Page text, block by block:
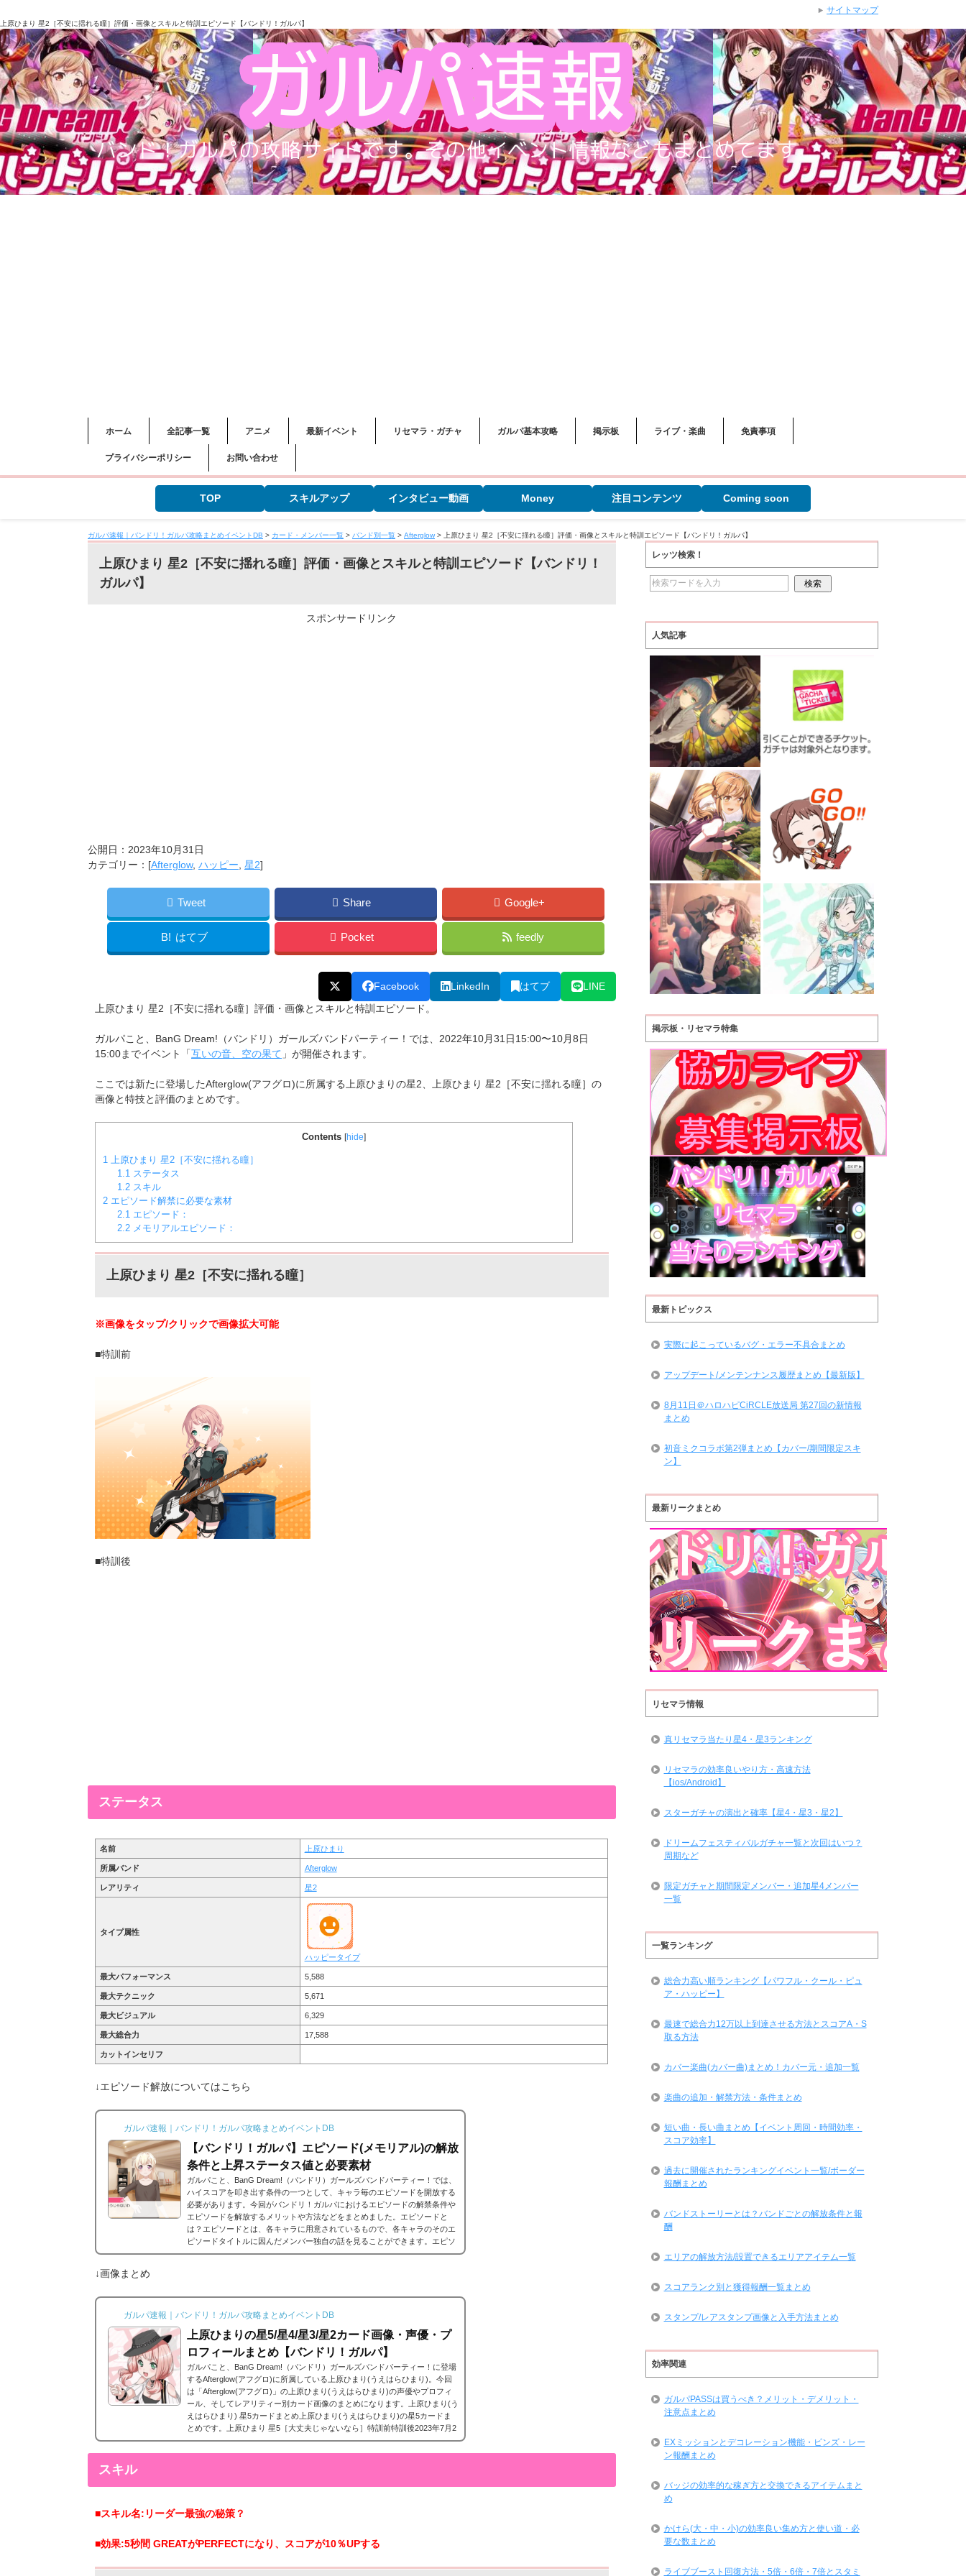
上原ひまり 星2［不安に揺れる瞳］評価・画像とスキルと特訓エピソード【バンドリ！ガルパ】
ホーム 全記事一覧 アニメ 最新イベント リセマラ・ガチャ ガルパ基本攻略 掲示板 ライブ・楽曲 免責事項
プライバシーポリシー お問い合わせ
TOP スキルアップ インタビュー動画 Money 注目コンテンツ Coming soon
ガルパ速報｜バンドリ！ガルパ攻略まとめイベントDB > カード・メンバー一覧 > バンド別一覧 > Afterglow > 上原ひまり 星2［不安に揺れる瞳］評価・画像とスキルと特訓エピソード【バンドリ！ガルパ】
上原ひまり 星2［不安に揺れる瞳］評価・画像とスキルと特訓エピソード【バンドリ！
ガルパ】
スポンサードリンク
公開日： 2023年10月31日
カテゴリー：[Afterglow, ハッピー 星2]
Tweet Share Google+
B! はてブ Pocket feedly
Facebook LinkedIn はてブ
LINE
上原ひまり 星2［不安に揺れる瞳］評価・画像とスキルと特訓エピソード。
ガルパこと、BanG Dream!（バンドリ）ガールズバンドパーティー！では、2022年10月31日15:00〜10月8日
15:00までイベント「互いの音、空の果て 」が開催されます。
ここでは新たに登場したAfterglow(アフグロ)に所属する上原ひまりの星2、上原ひまり 星2［不安に揺れる瞳］ の
画像と特技と評価のまとめです。
Contents [hide]
1 上原ひまり 星2［不安に揺れる瞳］
1.1ステータス
1.2スキル
2 エピソード解禁に必要な素材
2.1エピソード：
2.2メモリアルエピソード：
上原ひまり 星2［不安に揺れる瞳］
※画像をタップ/クリックで画像拡大可能
■特訓前
■特訓後
ステータス
名前 上原ひまり
所属バンド Afterglow
レアリティ 星2
タイプ属性
ハッピータイプ
最大パフォーマンス 5,588
最大テクニック 5,671
最大ビジュアル 6,329
最大総合力 17,588
カットインセリフ
↓エピソード解放についてはこちら
ガルパ速報｜バンドリ！ガルパ攻略まとめイベントDB
【バンドリ！ガルパ】エピソード(メモリアル)の解放
条件と上昇ステータス値と必要素材
ガルパこと、BanG Dream!（バンドリ）ガールズバンドパーティー！では、
ハイスコアを叩き出す条件の一つとして、キャラ毎のエピソードを開放する
必要があります。今回がバンドリ！ガルパにおけるエピソードの解禁条件や
エピソードを解放するメリットや方法などをまとめました。エピソードと
は？エピソードとは、各キャラに用意されているもので、各キャラのそのエ
ピソードタイトルに因んだメンバー独自の話を見ることができます。エピソ
ードは各キャラクターの詳細にあり、解放することでそのタイトルに纏わる
↓画像まとめ
ガルパ速報｜バンドリ！ガルパ攻略まとめイベントDB
上原ひまりの星5/星4/星3/星2カード画像・声優・プ
ロフィールまとめ【バンドリ！ガルパ】
ガルパこと、BanG Dream!（バンドリ）ガールズバンドパーティー！に登場
するAfterglow(アフグロ)に所属している上原ひまり(うえはらひまり)。今回
は「Afterglow(アフグロ)」の上原ひまり(うえはらひまり)の声優やプロフィ
ール、そしてレアリティー別カード画像のまとめになります。上原ひまり(う
えはらひまり) 星5カードまとめ上原ひまり(うえはらひまり)の星5カードま
とめです。上原ひまり 星5［大丈夫じゃないなら］特訓前特訓後2023年7月2
0日追加。上原ひまりの星5。 上原ひまり 星5［一緒に踊ろう♪］特訓前特訓
後2023年9月29日追加...
スキル
■スキル名:リーダー最強の秘策？
■効果:5秒間 GREATがPERFECTになり、スコアが10％UPする
レッツ検索！
人気記事
掲示板・リセマラ特集
最新トピックス
実際に起こっているバグ・エラー不具合まとめ
アップデート/メンテンナンス履歴まとめ【最新版】
8月11日＠ハロハピCiRCLE放送局 第27回の新情報
まとめ
初音ミクコラボ第2弾まとめ【カバー/期間限定スキ
ン】
最新リークまとめ
リセマラ情報
真リセマラ当たり星4・星3ランキング
リセマラの効率良いやり方・高速方法
【ios/Android】
スターガチャの演出と確率【星4・星3・星2】
ドリームフェスティバルガチャ一覧と次回はいつ？
周期など
限定ガチャと期間限定メンバー・追加星4メンバー
一覧
一覧ランキング
総合力高い順ランキング【パワフル・クール・ピュ
ア・ハッピー】
最速で総合力12万以上到達させる方法とスコアA・S
取る方法
カバー楽曲(カバー曲)まとめ！カバー元・追加一覧
楽曲の追加・解禁方法・条件まとめ
短い曲・長い曲まとめ【イベント周回・時間効率・
スコア効率】
過去に開催されたランキングイベント一覧/ボーダー
報酬まとめ
バンドストーリーとは？バンドごとの解放条件と報
酬
エリアの解放方法/設置できるエリアアイテム一覧
スコアランク別と獲得報酬一覧まとめ
スタンプ/レアスタンプ画像と入手方法まとめ
効率関連
ガルパPASSは買うべき？メリット・デメリット・
注意点まとめ
EXミッションとデコレーション機能・ピンズ・レー
ン報酬まとめ
バッジの効率的な稼ぎ方と交換できるアイテムまと
め
かけら(大・中・小)の効率良い集め方と使い道・必
要な数まとめ
ライブブースト回復方法・5倍・6倍・7倍とスタミ
サイトマップ